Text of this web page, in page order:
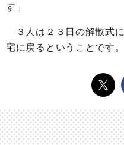
す」
３人は２３日の解散式
宅に戻るということです。